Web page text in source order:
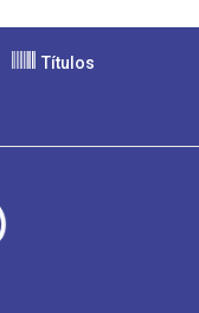
Títulos